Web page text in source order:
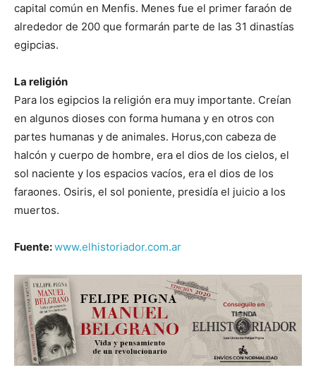
capital común en Menfis. Menes fue el primer faraón de
alrededor de 200 que formarán parte de las 31 dinastías
egipcias.
La religión
Para los egipcios la religión era muy importante. Creían
en algunos dioses con forma humana y en otros con
partes humanas y de animales. Horus,con cabeza de
halcón y cuerpo de hombre, era el dios de los cielos, el
sol naciente y los espacios vacíos, era el dios de los
faraones. Osiris, el sol poniente, presidía el juicio a los
muertos.
Fuente:www.elhistoriador.com.ar